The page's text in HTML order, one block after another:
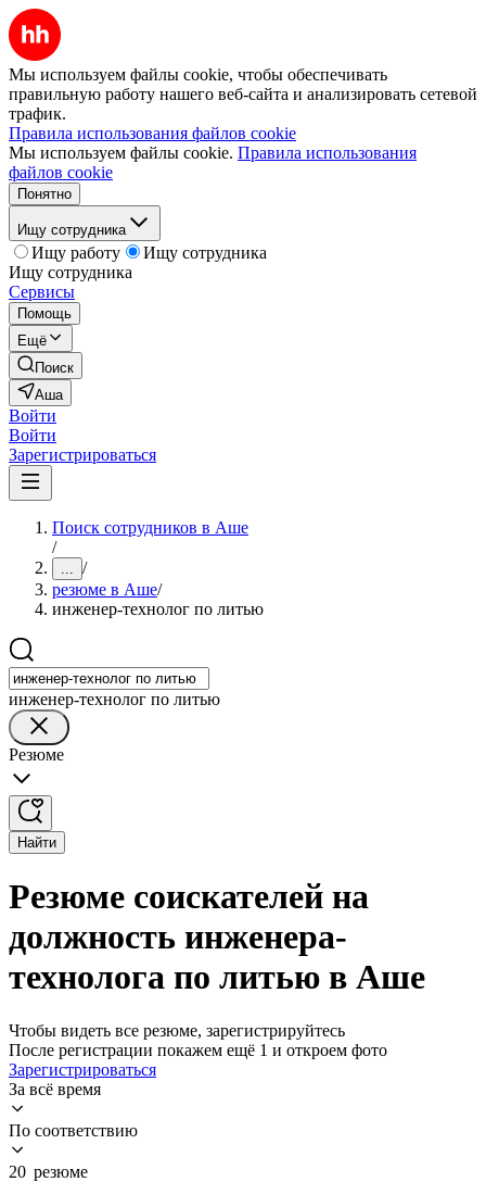
Мы используем файлы cookie, чтобы обеспечивать
правильную работу нашего веб-сайта и анализировать сетевой
трафик.
Правила использования файлов cookie
Мы используем файлы cookie. Правила использования
файлов cookie
Понятно
Ищу сотрудника
Ищу работу
Ищу сотрудника
Ищу сотрудника
Сервисы
Помощь
Ещё
Поиск
Аша
Войти
Войти
Зарегистрироваться
Поиск сотрудников в Аше
/
... /
резюме в Аше/
инженер-технолог по литью
инженер-технолог по литью
Резюме
Найти
Резюме соискателей на
должность инженера-
технолога по литью в Аше
Чтобы видеть все резюме, зарегистрируйтесь
После регистрации покажем ещё 1 и откроем фото
Зарегистрироваться
За всё время
По соответствию
20 резюме